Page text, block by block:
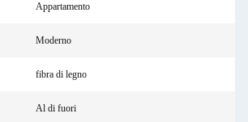
Appartamento
Moderno
fibra di legno
Al di fuori